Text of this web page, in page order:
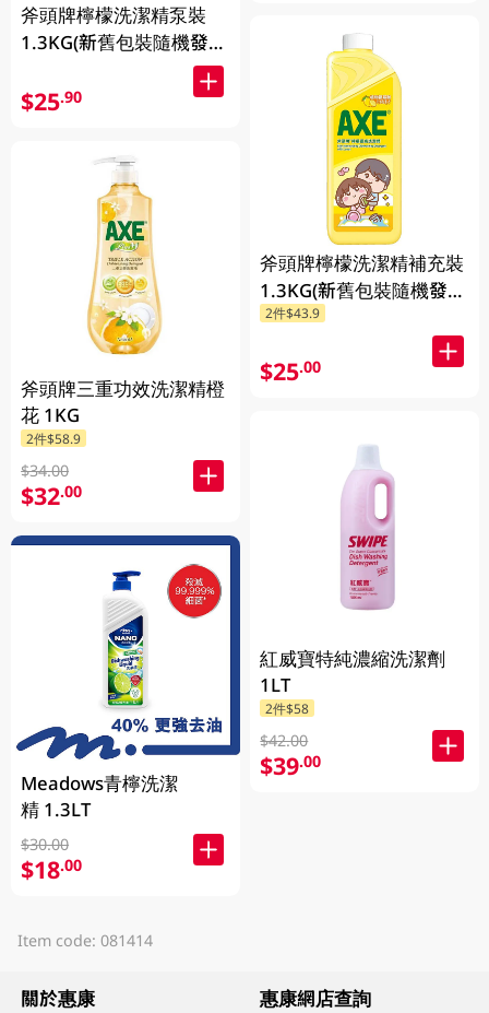
斧頭牌檸檬洗潔精泵裝
1.3KG(新舊包裝隨機發
$25.90
斧頭牌三重功效洗潔精橙
花 1KG
2件$58.9
$34.00
$32.00
Meadows青檸洗潔
精 1.3LT
$30.00
$18.00
斧頭牌檸檬洗潔精補充裝
1.3KG(新舊包裝隨機發
送)
2件$43.9
$25.00
紅威寶特純濃縮洗潔劑
1LT
2件$58
$42.00
$39.00
Item code: 081414
關於惠康 惠康網店查詢